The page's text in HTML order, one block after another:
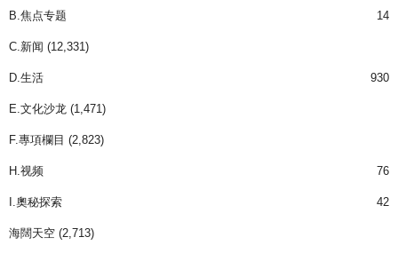
B.焦点专题 14
C.新闻 (12,331)
D.生活 930
E.文化沙龙 (1,471)
F.專項欄目 (2,823)
H.视频 76
I.奧秘探索 42
海闊天空 (2,713)